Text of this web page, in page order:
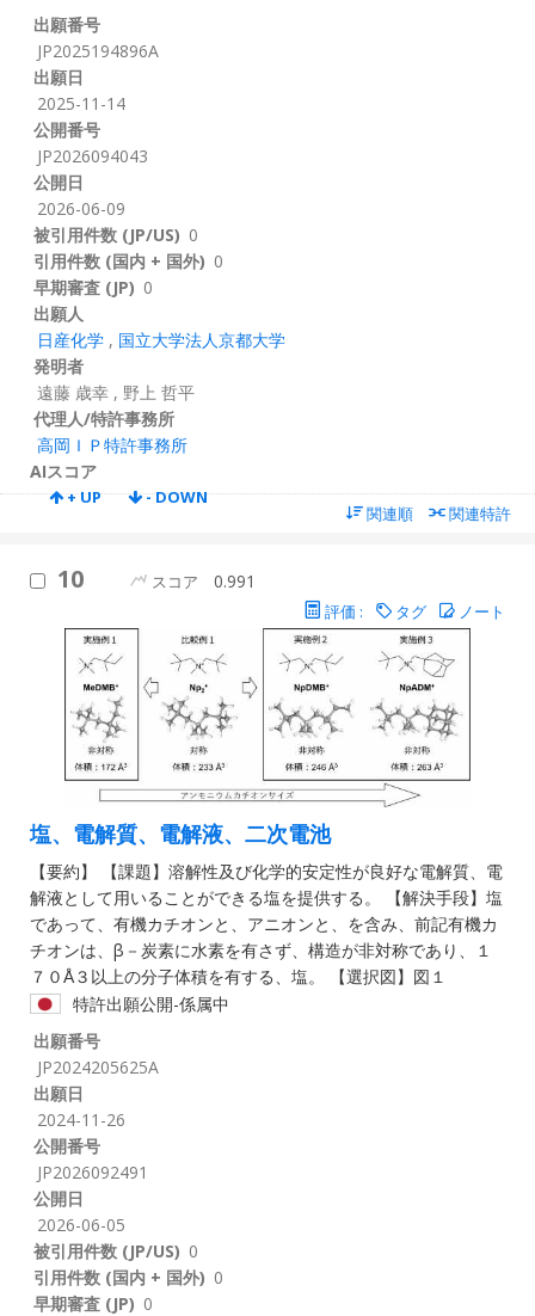
出願番号
JP2025194896A
出願日
2025-11-14
公開番号
JP2026094043
公開日
2026-06-09
被引用件数 (JP/US) 0
引用件数 (国内 + 国外) 0
早期審査 (JP) 0
出願人
日産化学 , 国立大学法人京都大学
発明者
遠藤 歳幸 , 野上 哲平
代理人/特許事務所
高岡ＩＰ特許事務所
AIスコア
+ UP - DOWN
関連順 関連特許
10 スコア 0.991
評価 : タグ ノート
塩、電解質、電解液、二次電池
【要約】 【課題】溶解性及び化学的安定性が良好な電解質、電
解液として用いることができる塩を提供する。 【解決手段】塩
であって、有機カチオンと、アニオンと、を含み、前記有機カ
チオンは、β－炭素に水素を有さず、構造が非対称であり、１
７０Å３以上の分子体積を有する、塩。 【選択図】図１
特許出願公開-係属中
出願番号
JP2024205625A
出願日
2024-11-26
公開番号
JP2026092491
公開日
2026-06-05
被引用件数 (JP/US) 0
引用件数 (国内 + 国外) 0
早期審査 (JP) 0